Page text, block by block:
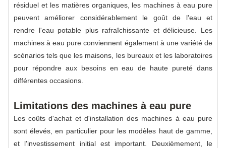
résiduel et les matières organiques, les machines à eau pure
peuvent améliorer considérablement le goût de l'eau et
rendre l'eau potable plus rafraîchissante et délicieuse. Les
machines à eau pure conviennent également à une variété de
scénarios tels que les maisons, les bureaux et les laboratoires
pour répondre aux besoins en eau de haute pureté dans
différentes occasions.
Limitations des machines à eau pure
Les coûts d'achat et d'installation des machines à eau pure
sont élevés, en particulier pour les modèles haut de gamme,
et l'investissement initial est important. Deuxièmement, le